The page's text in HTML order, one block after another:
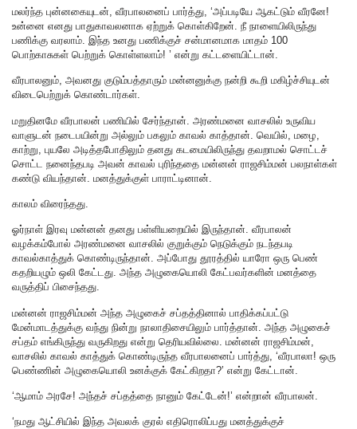
மலர்ந்த புன்னகையுடன், வீரபாலனைப் பார்த்து, ‘அப்படியே ஆகட்டும் வீரனே!
உன்னை எனது பாதுகாவலனாக ஏற்றுக் கொள்கிறேன். நீ நாளையிலிருந்து
பணிக்கு வரலாம். இந்த உனது பணிக்குச் சன்மானமாக மாதம் 100
பொற்காசுகள் பெற்றுக் கொள்ளலாம்! ’ என்று கட்டளையிட்டான்.
வீரபாலனும், அவனது குடும்பத்தாரும் மன்னனுக்கு நன்றி கூறி மகிழ்ச்சியுடன்
விடைபெற்றுக் கொண்டார்கள்.
மறுதினமே வீரபாலன் பணியில் சேர்ந்தான். அரண்மனை வாசலில் உருவிய
வாளுடன் நடைபயின்று அல்லும் பகலும் காவல் காத்தான். வெயில், மழை,
காற்று, புயலே அடித்தபோதிலும் தனது கடமையிலிருந்து தவறாமல் சொட்டச்
சொட்ட நனைந்தபடி அவன் காவல் புரிந்ததை மன்னன் ராஜசிம்மன் பலநாள்கள்
கண்டு வியந்தான். மனத்துக்குள் பாராட்டினான்.
காலம் விரைந்தது.
ஓர்நாள் இரவு மன்னன் தனது பள்ளியறையில் இருந்தான். வீரபாலன்
வழக்கம்போல் அரண்மனை வாசலில் குறுக்கும் நெடுக்கும் நடந்தபடி
காவல்காத்துக் கொண்டிருந்தான். அப்போது தூரத்தில் யாரோ ஒரு பெண்
கதறியழும் ஒலி கேட்டது. அந்த அழுகையொலி கேட்பவர்களின் மனத்தை
வருத்திப் பிசைந்தது.
மன்னன் ராஜசிம்மன் அந்த அழுகைச் சப்தத்தினால் பாதிக்கப்பட்டு
மேன்மாடத்துக்கு வந்து நின்று நாலாதிசையிலும் பார்த்தான். அந்த அழுகைச்
சப்தம் எங்கிருந்து வருகிறது என்று தெரியவில்லை. மன்னன் ராஜசிம்மன்,
வாசலில் காவல் காத்துக் கொண்டிருந்த வீரபாலனைப் பார்த்து, ‘வீரபாலா! ஒரு
பெண்ணின் அழுகையொலி உனக்குக் கேட்கிறதா?’ என்று கேட்டான்.
‘ஆமாம் அரசே! அந்தச் சப்தத்தை நானும் கேட்டேன்!’ என்றான் வீரபாலன்.
‘நமது ஆட்சியில் இந்த அவலக் குரல் எதிரொலிப்பது மனத்துக்குச்